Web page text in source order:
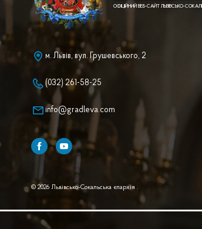
ОФІЦІЙНИЙ ВЕБ-САЙТ ЛЬВІВСЬКО-
м. Львів, вул. Грушевського, 2
(032) 261-58-25
info@gradleva.com
© 2026 Львівсько-Сокальська єпархія .